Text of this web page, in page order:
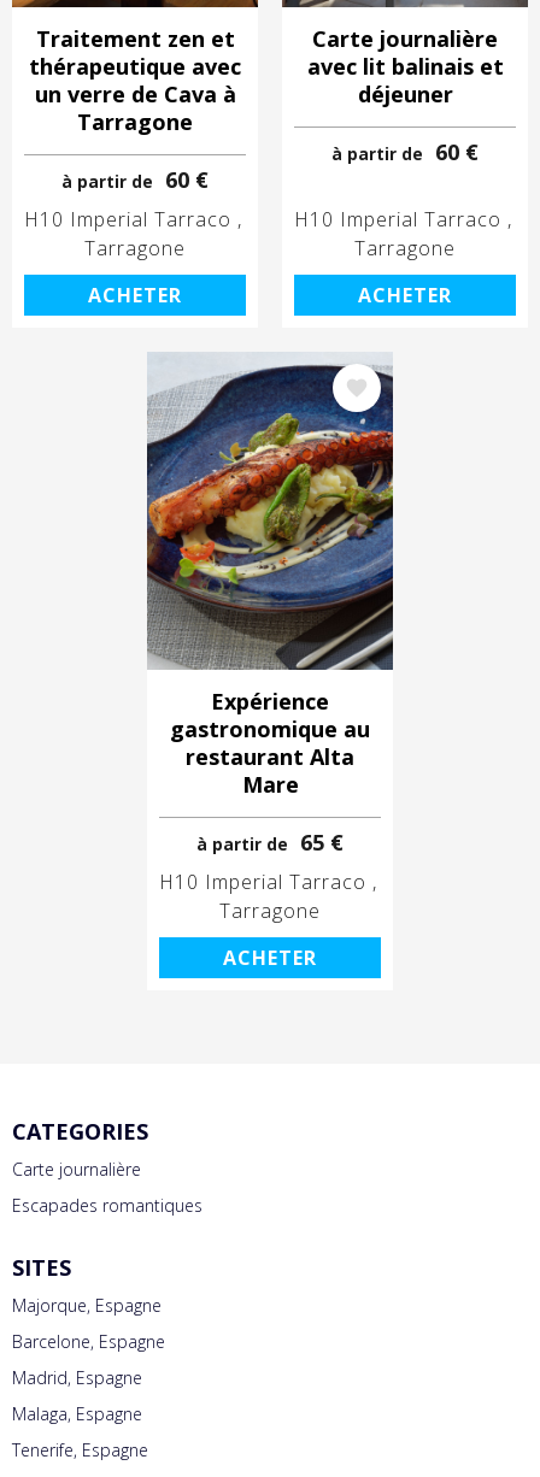
Traitement zen et
thérapeutique avec
un verre de Cava à
Tarragone
à partir de 60 €
H10 Imperial Tarraco
Tarragone
ACHETER
Carte journalière
avec lit balinais et
déjeuner
à partir de 60 €
H10 Imperial Tarraco
Tarragone
ACHETER
Image
Expérience
gastronomique au
restaurant Alta
Mare
à partir de 65 €
H10 Imperial Tarraco
Tarragone
ACHETER
CATEGORIES
Carte journalière
Escapades romantiques
SITES
Majorque, Espagne
Barcelone, Espagne
Madrid, Espagne
Malaga, Espagne
Tenerife, Espagne